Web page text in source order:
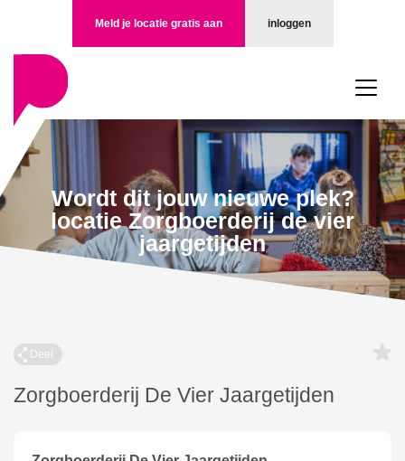
inloggen
Meld je locatie gratis aan
Wordt dit jouw nieuwe plek?
locatie Zorgboerderij de vier
jaargetijden
Deel
Zorgboerderij De Vier Jaargetijden